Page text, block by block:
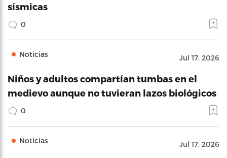
sísmicas
0
Noticias Jul 17, 2026
Niños y adultos compartían tumbas en el
medievo aunque no tuvieran lazos biológicos
0
Noticias Jul 17, 2026